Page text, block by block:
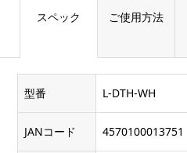
スペック ご使用方法
型番 L-DTH-WH
JANコード 4570100013751